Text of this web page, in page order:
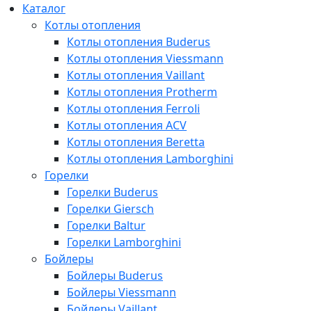
Каталог
Котлы отопления
Котлы отопления Buderus
Котлы отопления Viessmann
Котлы отопления Vaillant
Котлы отопления Protherm
Котлы отопления Ferroli
Котлы отопления ACV
Котлы отопления Beretta
Котлы отопления Lamborghini
Горелки
Горелки Buderus
Горелки Giersch
Горелки Baltur
Горелки Lamborghini
Бойлеры
Бойлеры Buderus
Бойлеры Viessmann